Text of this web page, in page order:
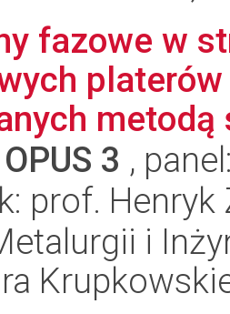
fazowe w
metodą
OPUS 3 ,
prof. Henryk
i